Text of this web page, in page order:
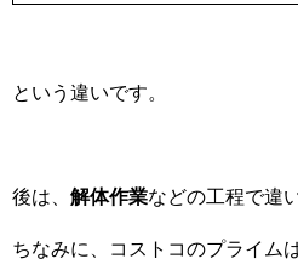
という違いです。
後は、 解体作業などの工程で違
ちなみに、コストコのプライム